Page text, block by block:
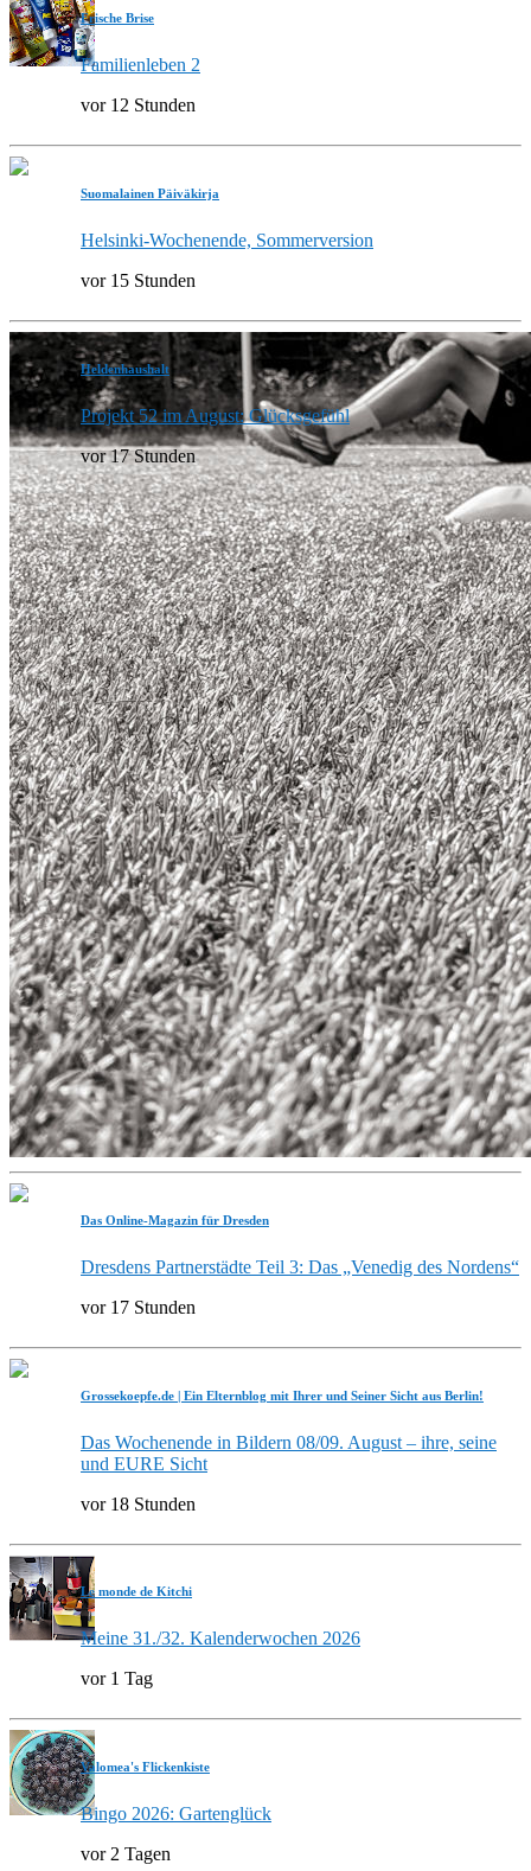
Frische Brise
Familienleben 2
vor 12 Stunden
Suomalainen Päiväkirja
Helsinki-Wochenende, Sommerversion
vor 15 Stunden
Heldenhaushalt
Projekt 52 im August: Glücksgefühl
vor 17 Stunden
Das Online-Magazin für Dresden
Dresdens Partnerstädte Teil 3: Das „Venedig des Nordens“
vor 17 Stunden
Grossekoepfe.de | Ein Elternblog mit Ihrer und Seiner Sicht aus Berlin!
Das Wochenende in Bildern 08/09. August – ihre, seine
und EURE Sicht
vor 18 Stunden
Le monde de Kitchi
Meine 31./32. Kalenderwochen 2026
vor 1 Tag
Valomea's Flickenkiste
Bingo 2026: Gartenglück
vor 2 Tagen